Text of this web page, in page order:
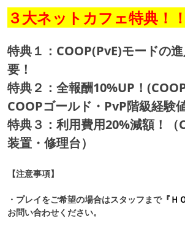
３大ネットカフェ特典！！
特典１：COOP(PvE)モードの
要！
特典２：全報酬10%UP！
COOPゴールド・PvP階級経験
特典３：利用費用20%減額！（
装置・修理台）
【注意事項】
・プレイをご希望の場合はスタッフまで『Ｈ
お問い合わせください。